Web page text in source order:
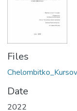
Files
Date
2022